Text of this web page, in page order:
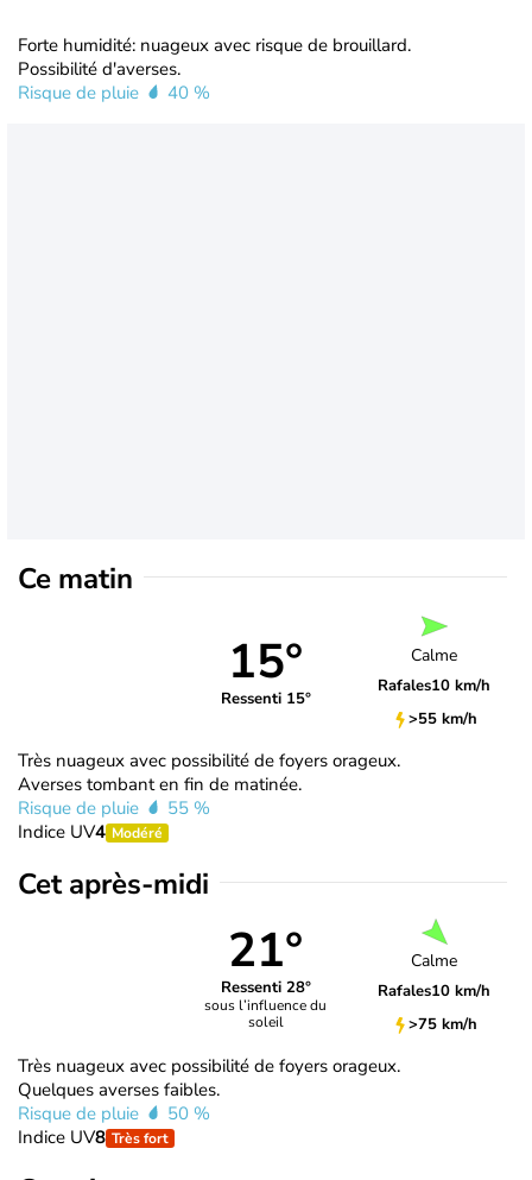
Forte humidité: nuageux avec risque de brouillard.
Possibilité d'averses.
Risque de pluie
40 %
Ce matin
15°
Ressenti 15°
Calme
Rafales10 km/h
>55 km/h
Très nuageux avec possibilité de foyers orageux.
Averses tombant en fin de matinée.
Risque de pluie
55 %
Indice UV4 Modéré
Cet après-midi
21°
Ressenti 28°
sous l’influence du
soleil
Calme
Rafales10 km/h
>75 km/h
Très nuageux avec possibilité de foyers orageux.
Quelques averses faibles.
Risque de pluie
50 %
Indice UV8 Très fort